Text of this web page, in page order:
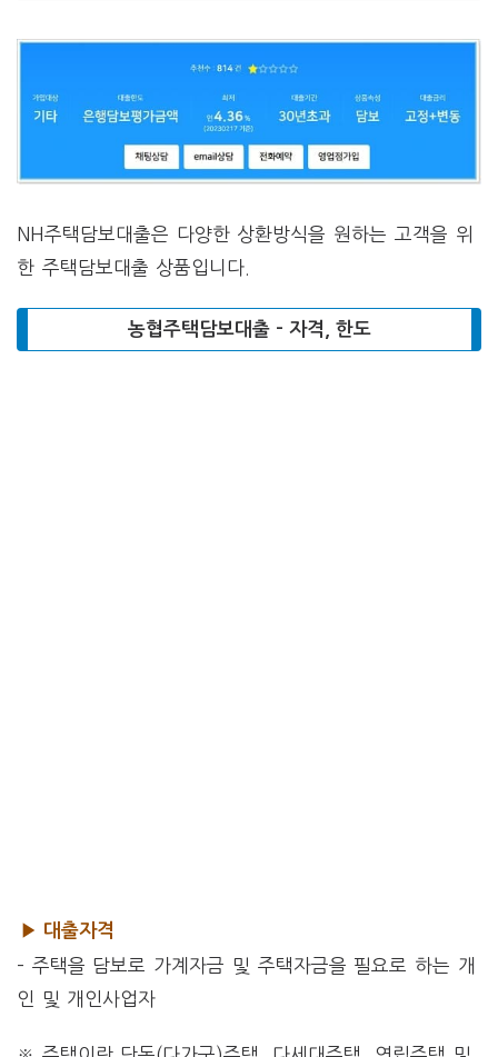
NH주택담보대출은 다양한 상환방식을 원하는 고객을 위
한 주택담보대출 상품입니다.
농협주택담보대출 – 자격, 한도
▶ 대출자격
– 주택을 담보로 가계자금 및 주택자금을 필요로 하는 개
인 및 개인사업자